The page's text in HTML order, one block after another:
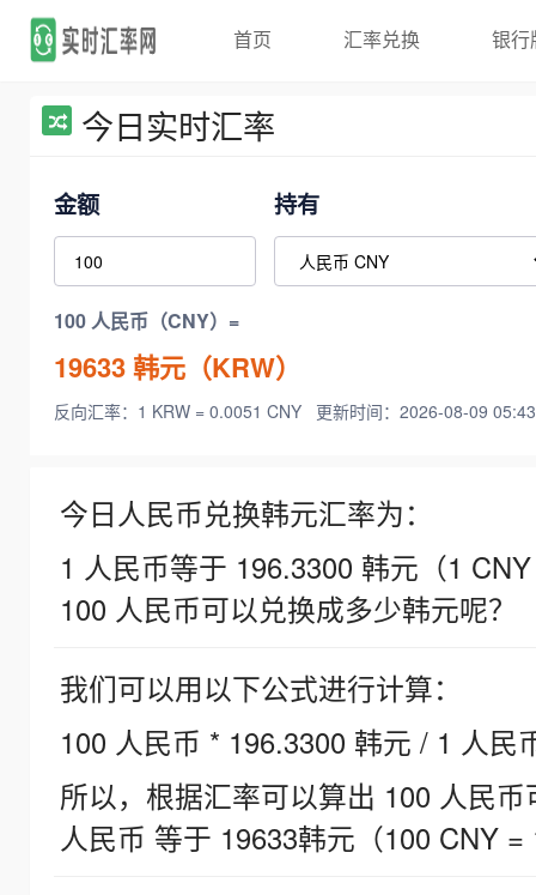
首页 汇率兑换 银行
今日实时汇率
金额 持有
100 人民币（CNY）=
19633韩元（KRW）
反向汇率：1 KRW = 0.0051 CNY 更新时间：2026-08-09
今日人民币兑换韩元汇率为：
1 人民币等于 196.3300 韩元（1
100 人民币可以兑换成多少韩元呢？
我们可以用以下公式进行计算：
100 人民币 * 196.3300 韩元 / 1 人民
所以，根据汇率可以算出 100 人民
人民币 等于 19633韩元（100 CNY =